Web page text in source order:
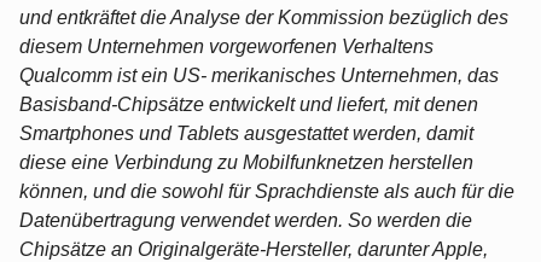
und entkräftet die Analyse der Kommission bezüglich des
diesem Unternehmen vorgeworfenen Verhaltens
Qualcomm ist ein US- merikanisches Unternehmen, das
Basisband-Chipsätze entwickelt und liefert, mit denen
Smartphones und Tablets ausgestattet werden, damit
diese eine Verbindung zu Mobilfunknetzen herstellen
können, und die sowohl für Sprachdienste als auch für die
Datenübertragung verwendet werden. So werden die
Chipsätze an Originalgeräte-Hersteller, darunter Apple,